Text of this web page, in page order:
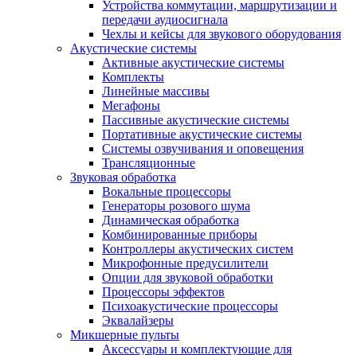
Устройства коммутации, маршрутизации и
передачи аудиосигнала
Чехлы и кейсы для звукового оборудования
Акустические системы
Активные акустические системы
Комплекты
Линейные массивы
Мегафоны
Пассивные акустические системы
Портативные акустические системы
Системы озвучивания и оповещения
Трансляционные
Звуковая обработка
Вокальные процессоры
Генераторы розового шума
Динамическая обработка
Комбинированные приборы
Контроллеры акустических систем
Микрофонные предусилители
Опции для звуковой обработки
Процессоры эффектов
Психоакустические процессоры
Эквалайзеры
Микшерные пульты
Аксессуары и комплектующие для